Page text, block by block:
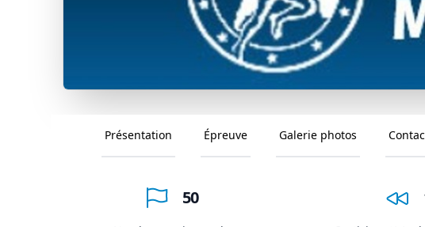
Présentation Épreuve Galerie photos
50